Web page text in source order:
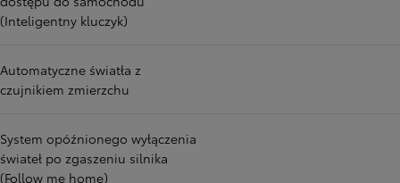
(Inteligentny kluczyk)
Automatyczne światła z
czujnikiem zmierzchu
System opóźnionego wyłączenia
świateł po zgaszeniu silnika
(Follow me home)